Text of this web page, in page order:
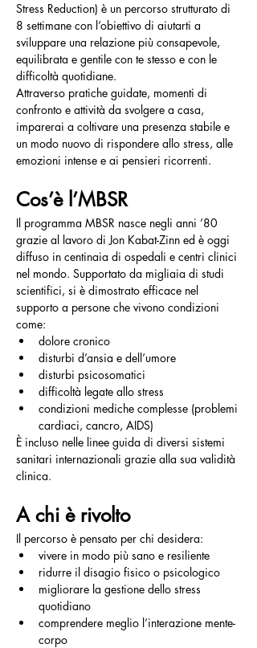
Stress Reduction) è un percorso strutturato di
8 settimane con l’obiettivo di aiutarti a
sviluppare una relazione più consapevole,
equilibrata e gentile con te stesso e con le
difficoltà quotidiane.
Attraverso pratiche guidate, momenti di
confronto e attività da svolgere a casa,
imparerai a coltivare una presenza stabile e
un modo nuovo di rispondere allo stress, alle
emozioni intense e ai pensieri ricorrenti.
Cos’è l’MBSR
Il programma MBSR nasce negli anni ’80
grazie al lavoro di Jon Kabat-Zinn ed è oggi
diffuso in centinaia di ospedali e centri clinici
nel mondo. Supportato da migliaia di studi
scientifici, si è dimostrato efficace nel
supporto a persone che vivono condizioni
come:
dolore cronico
disturbi d’ansia e dell’umore
disturbi psicosomatici
difficoltà legate allo stress
condizioni mediche complesse (problemi
cardiaci, cancro, AIDS)
È incluso nelle linee guida di diversi sistemi
sanitari internazionali grazie alla sua validità
clinica.
A chi è rivolto
Il percorso è pensato per chi desidera:
vivere in modo più sano e resiliente
ridurre il disagio fisico o psicologico
migliorare la gestione dello stress
quotidiano
comprendere meglio l’interazione mente-
corpo